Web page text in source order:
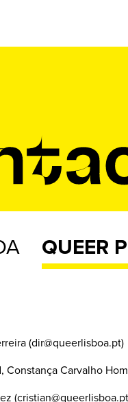
QUEER
(dir@queerlisboa.pt)
Constança Carvalho